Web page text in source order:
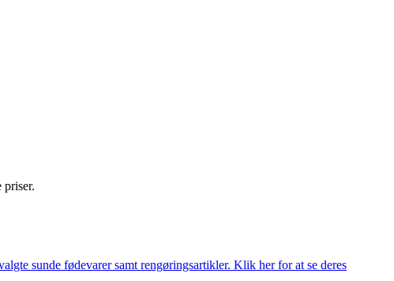
priser.
sunde fødevarer samt rengøringsartikler. Klik her for at se deres